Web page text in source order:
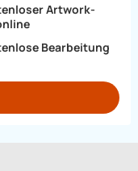
Artwork-
Bearbeitung